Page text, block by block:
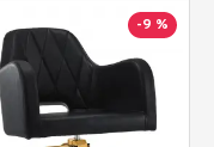
-9 %